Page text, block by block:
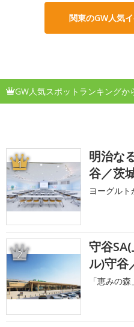
関東のGW人気
GW人気スポットランキングか
1
明治な
谷／茨
ヨーグル
2
守谷
ル)守谷
「恵みの